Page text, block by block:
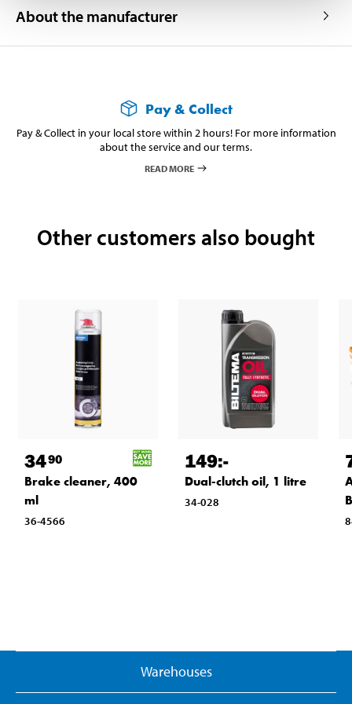
About the manufacturer
Pay & Collect
Pay & Collect in your local store within 2 hours! For more information
about the service and our terms.
READ MORE
Other customers also bought
3490
Brake cleaner, 400
ml
36-4566
149:-
Dual-clutch oil, 1 litre
34-028
Warehouses